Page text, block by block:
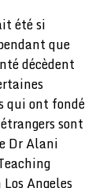
été si
que
décèdent
qui ont fondé
sont
Dr Alani
Angeles